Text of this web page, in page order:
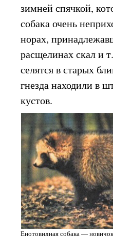
зимней спячкой,
собака очень
норах,
расщелинах скал и
селятся в старых
гнезда находили в
кустов.
Енотовидная собака —